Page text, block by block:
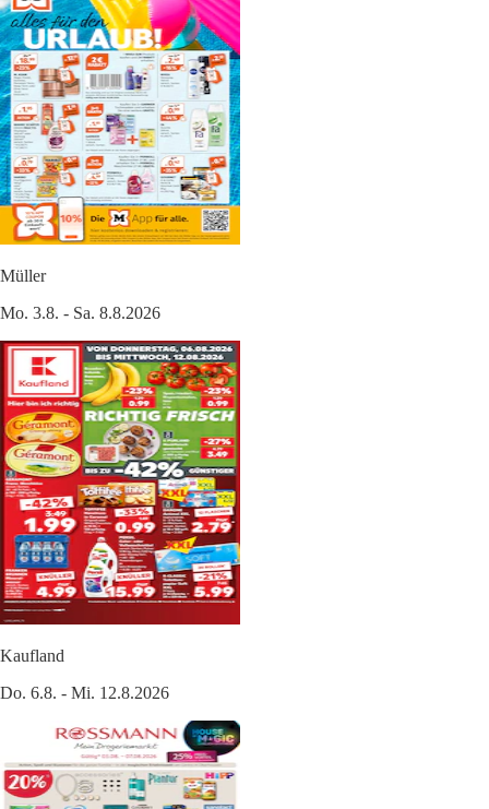
Müller
Mo. 3.8. - Sa. 8.8.2026
Kaufland
Do. 6.8. - Mi. 12.8.2026